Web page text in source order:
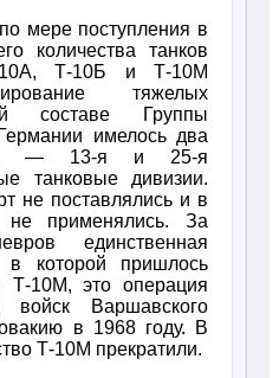
мере поступления в
количества танков
Т-10Б и Т-10М
тяжелых
составе Группы
имелось два
— 13-я и 25-я
танковые дивизии.
не поставлялись и в
не применялись. За
единственная
в которой пришлось
Т-10М, это операция
Варшавского
в 1968 году. В
Т-10М прекратили.